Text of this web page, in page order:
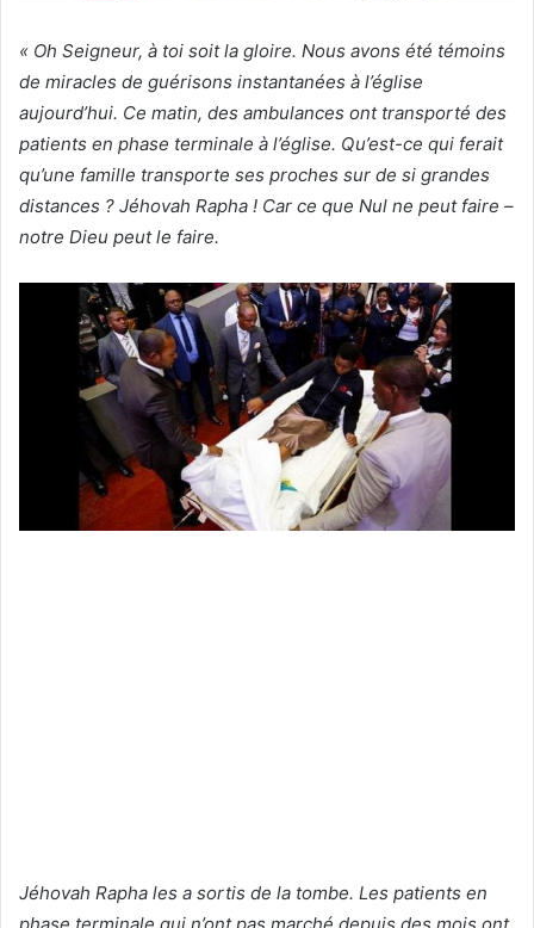
« Oh Seigneur, à toi soit la gloire. Nous avons été témoins
de miracles de guérisons instantanées à l’église
aujourd’hui. Ce matin, des ambulances ont transporté des
patients en phase terminale à l’église. Qu’est-ce qui ferait
qu’une famille transporte ses proches sur de si grandes
distances ? Jéhovah Rapha ! Car ce que Nul ne peut faire –
notre Dieu peut le faire.
Jéhovah Rapha les a sortis de la tombe. Les patients en